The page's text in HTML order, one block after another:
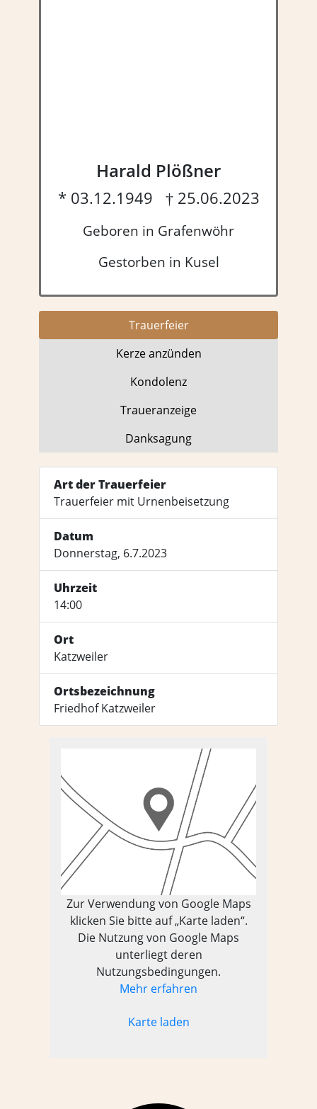
Harald Plößner
* 03.12.1949 † 25.06.2023
Geboren in Grafenwöhr
Gestorben in Kusel
Trauer­feier
Kerze anzünden
Kondo­lenz
Trauer­anzeige
Dank­sagung
Art der Trauerfeier
Trauerfeier mit Urnenbeisetzung
Datum
Donnerstag, 6.7.2023
Uhrzeit
14:00
Ort
Katzweiler
Ortsbezeichnung
Friedhof Katzweiler
Zur Verwendung von Google Maps
klicken Sie bitte auf „Karte laden“.
Die Nutzung von Google Maps
unterliegt deren
Nutzungsbedingungen.
Mehr erfahren
Karte laden